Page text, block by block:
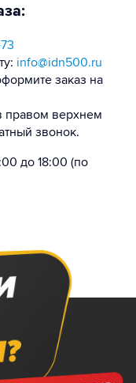
info@idn500.ru
заказ на
правом верхнем
звонок.
до 18:00 (по